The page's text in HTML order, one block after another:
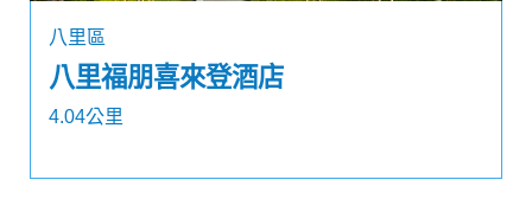
八里區
八里福朋喜來登酒店
4.04公里